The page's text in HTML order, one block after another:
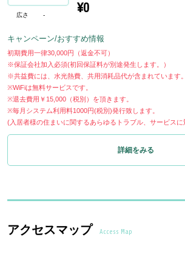
広さ - ¥0
キャンペーン/おすすめ情報
初期費用一律30,000円（返金不可）
※保証会社加入必須(初回保証料が別途発生します。）
※共益費には、水光熱費、共用消耗品代が含まれています。
※WiFiは無料サービスです。
※退去費用￥15,000（税別）を頂きます。
※毎月システム利用料1000円(税別)発行致します。
(入居者様の住まいに関するあらゆるトラブル、サービスに
詳細をみる
アクセスマップ Access Map